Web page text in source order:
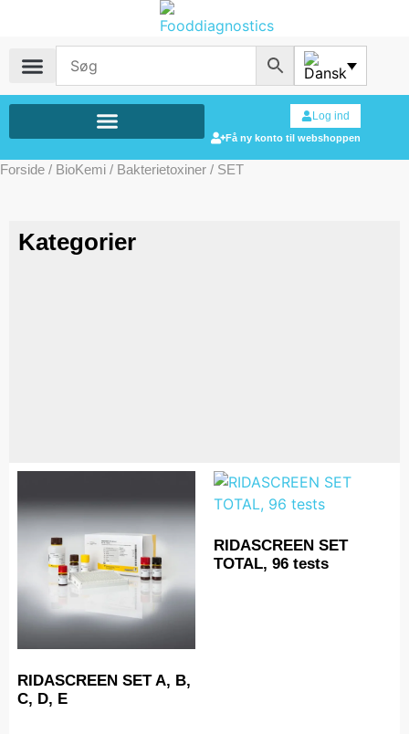
Log ind
Få ny konto til webshoppen
Forside / BioKemi / Bakterietoxiner / SET
Kategorier
RIDASCREEN SET A, B,
C, D, E
RIDASCREEN SET
TOTAL, 96 tests